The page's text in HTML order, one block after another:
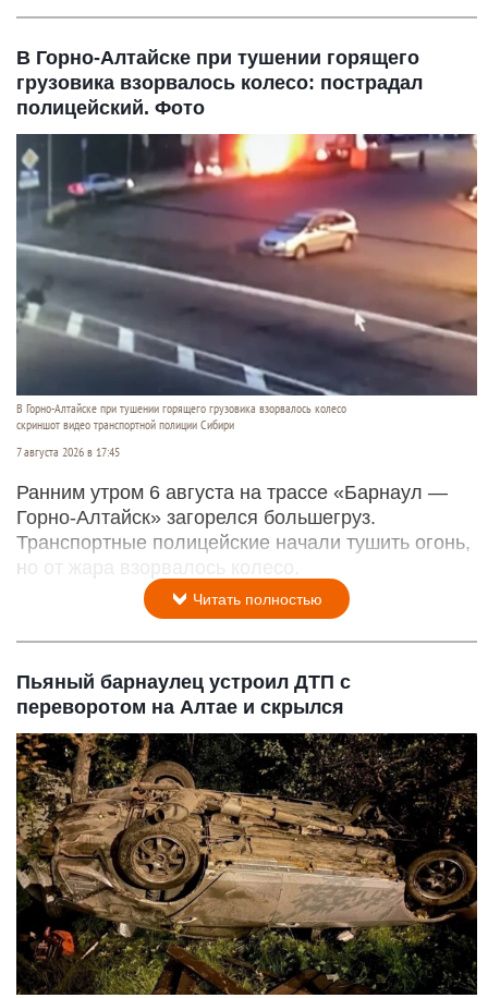
В Горно-Алтайске при тушении горящего
грузовика взорвалось колесо: пострадал
полицейский. Фото
В Горно-Алтайске при тушении горящего грузовика взорвалось колесо
скриншот видео транспортной полиции Сибири
7 августа 2026 в 17:45
Ранним утром 6 августа на трассе «Барнаул —
Горно-Алтайск» загорелся большегруз.
Транспортные полицейские начали тушить огонь,
но от жара взорвалось колесо.
Читать полностью
Пьяный барнаулец устроил ДТП с
переворотом на Алтае и скрылся